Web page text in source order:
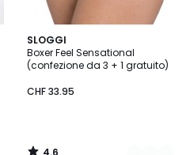
SLOGGI
Boxer Feel Sensational
(confezione da 3 + 1 gratuito)
CHF 33.95
4.6
/ 5
3
Colori
4.6